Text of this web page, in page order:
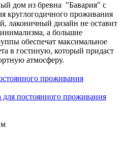
дом из бревна "Бавария" с
круглогодичного проживания
лаконичный дизайн не оставит
а большие
обеспечат максимальное
в гостиную, который придаст
атмосферу.
проживания
м